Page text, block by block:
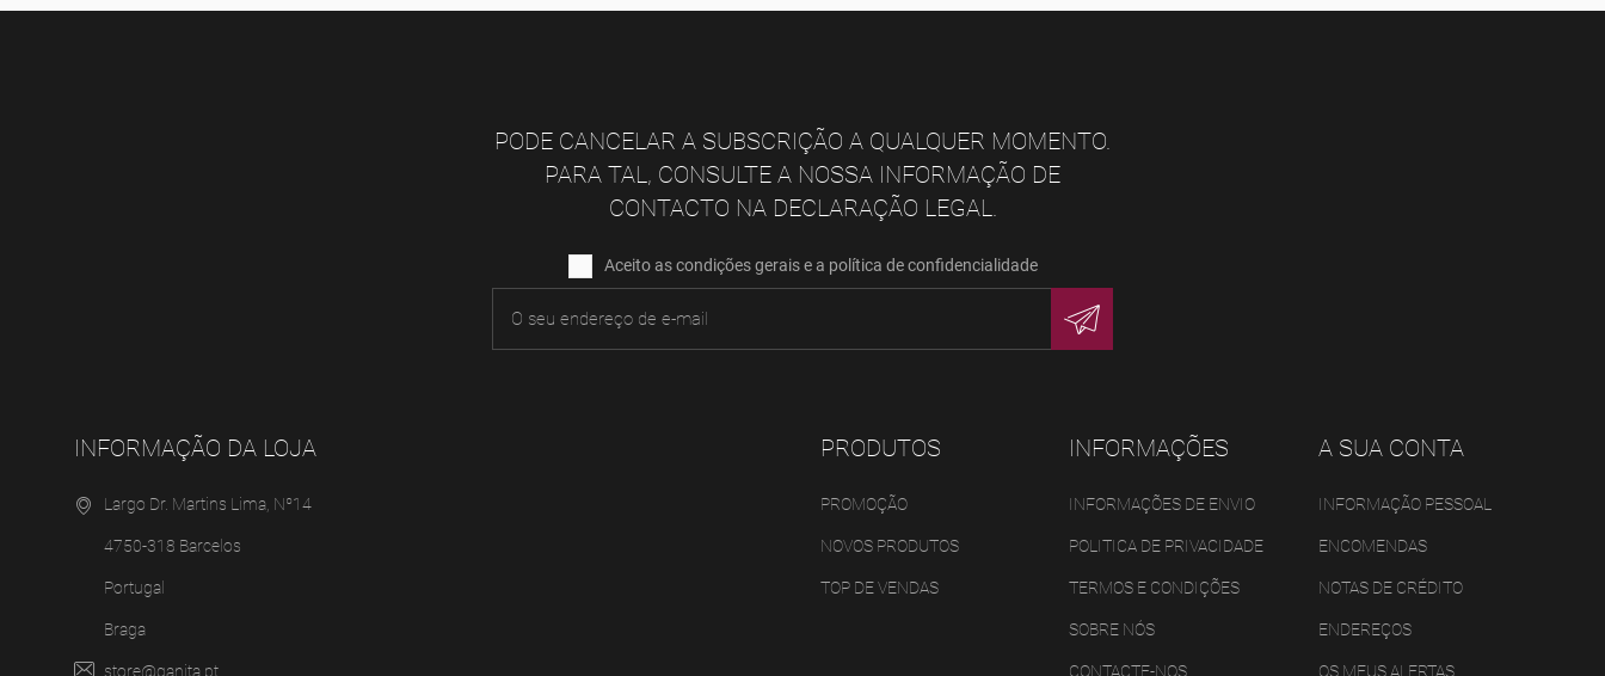
PODE CANCELAR A SUBSCRIÇÃO A QUALQUER MOMENTO.
PARA TAL, CONSULTE A NOSSA INFORMAÇÃO DE
CONTACTO NA DECLARAÇÃO LEGAL.
Aceito as condições gerais e a política de confidencialidade
INFORMAÇÃO DA LOJA
Largo Dr. Martins Lima, Nº14
4750-318 Barcelos
Portugal
Braga
store@ganita.pt
PRODUTOS
PROMOÇÃO
NOVOS PRODUTOS
TOP DE VENDAS
INFORMAÇÕES
INFORMAÇÕES DE ENVIO
POLITICA DE PRIVACIDADE
TERMOS E CONDIÇÕES
SOBRE NÓS
CONTACTE-NOS
A SUA CONTA
INFORMAÇÃO PESSOAL
ENCOMENDAS
NOTAS DE CRÉDITO
ENDEREÇOS
OS MEUS ALERTAS